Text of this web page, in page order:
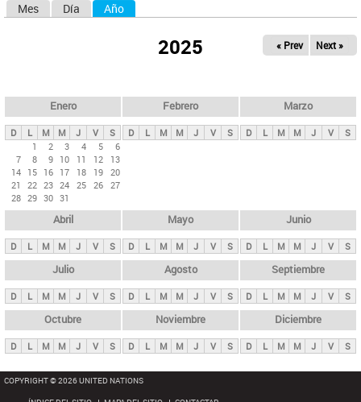
ds
p
n
i
p
a
l
s
Mes Día Año
2025 « Prev Next »
Enero
D L M M J V
S
1
2 3 4 5
6
7
8 9 10 11 12
13
14 15 16 17 18 19 20
21
22 23 24 25 26 27
28 29 30 31
Febrero
D L M M J V S
Marzo
D L M M J V S
Abril
D L M M J V S
Mayo
D L M M J V S
Junio
D L M M J V S
Julio
D L M M J V S
Agosto
D L M M J V S
Septiembre
D L M M J V S
Octubre
D L M M J V S
Noviembre
D L M M J V S
Diciembre
D L M M J V S
COPYRIGHT © 2026 UNITED NATIONS